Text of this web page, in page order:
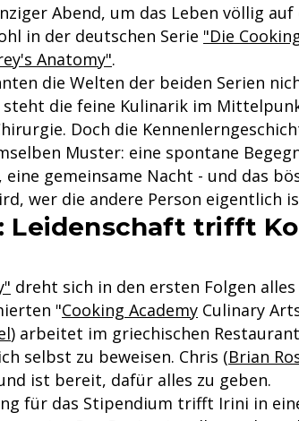
Abend, um das Leben völlig
in der deutschen Serie "Die
Anatomy".
die Welten der beiden Serien
steht die feine Kulinarik im
Doch die
Muster: eine spontane
gemeinsame Nacht - und das
wer die andere Person eigentlich
Leidenschaft trifft
dreht sich in den ersten Folgen
"Cooking Academy Culinary
) arbeitet im griechischen
selbst zu beweisen. Chris (Brian
ist bereit, dafür alles zu geben.
für das Stipendium trifft Irini in